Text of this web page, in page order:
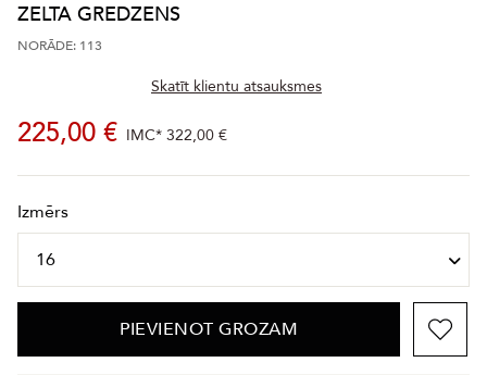
ZELTA GREDZENS
NORĀDE: 113
Skatīt klientu atsauksmes
225,00 € IMC* 322,00 €
Izmērs
PIEVIENOT GROZAM